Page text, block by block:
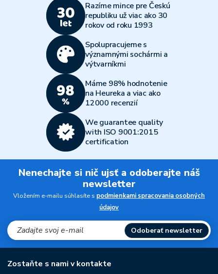
Razíme mince pre Českú
republiku už viac ako 30
rokov od roku 1993
Spolupracujeme s
významnými sochármi a
výtvarníkmi
Máme 98% hodnotenie
na Heureka a viac ako
12000 recenzií
We guarantee quality
with ISO 9001:2015
certification
Nenechajte si nič ujsť a odoberajte náš
newsletter
Vložením e-mailu súhlasíte s podmienkami spracovania osobných
údajov
Odoberať newsletter
Zostaňte s nami v kontakte